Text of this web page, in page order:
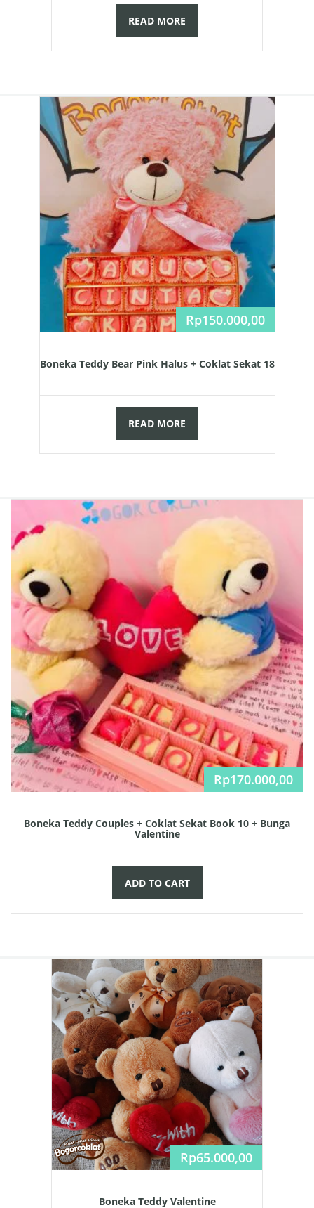
READ MORE
Rp150.000,00
Boneka Teddy Bear Pink Halus + Coklat Sekat 18
READ MORE
Rp170.000,00
Boneka Teddy Couples + Coklat Sekat Book 10 + Bunga
Valentine
ADD TO CART
Rp65.000,00
Boneka Teddy Valentine